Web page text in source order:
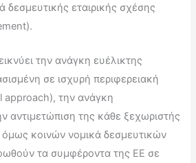
δεσμευτικής εταιρικής σχέσης
την ανάγκη ευέλικτης
σε ισχυρή περιφερειακή
approach), την ανάγκη
αντιμετώπιση της κάθε ξεχωριστής
όμως κοινών νομικά δεσμευτικών
τα συμφέροντα της ΕΕ σε